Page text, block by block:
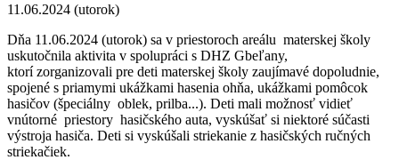
11.06.2024 (utorok)
Dňa 11.06.2024 (utorok) sa v priestoroch areálu materskej školy
uskutočnila aktivita v spolupráci s DHZ Gbeľany,
ktorí zorganizovali pre deti materskej školy zaujímavé dopoludnie,
spojené s priamymi ukážkami hasenia ohňa, ukážkami pomôcok
hasičov (špeciálny oblek, prilba...). Deti mali možnosť vidieť
vnútorné priestory hasičského auta, vyskúšať si niektoré súčasti
výstroja hasiča. Deti si vyskúšali striekanie z hasičských ručných
striekačiek.